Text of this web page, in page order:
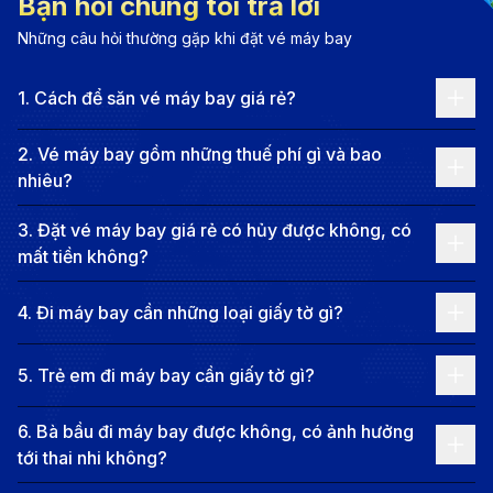
Yekaterinburg nổi bật với những công trình kiến trúc
đẹp mắt, từ các tòa nhà cổ kính đến những công trình
hiện đại, tất cả đều phản ánh sự phát triển của thành
phố qua các thời kỳ. Đây cũng là nơi ghi dấu những sự
kiện quan trọng trong lịch sử Nga, như nơi xảy ra vụ
ám sát gia đình hoàng gia Romanov. Đặc biệt, thành
phố còn có nhiều bảo tàng nghệ thuật và các địa
điểm lịch sử hấp dẫn để du khách khám phá. Với
không gian xanh mát, công viên rộng lớn và các hoạt
động ngoài trời phong phú, Yekaterinburg là nơi lý
tưởng để thư giãn và tận hưởng thiên nhiên. Ẩm thực
nơi đây mang đậm hương vị Nga truyền thống, chắc
chắn sẽ làm hài lòng những tín đồ ẩm thực. Hãy cũng
khám phá Yekaterinburg ngay hôm nay để có một
Những câu hỏi thường gặp khi đặt vé máy bay
1. Cách để săn vé máy bay giá rẻ?
2. Vé máy bay gồm những thuế phí gì và bao
nhiêu?
3. Đặt vé máy bay giá rẻ có hủy được không, có
mất tiền không?
4. Đi máy bay cần những loại giấy tờ gì?
5. Trẻ em đi máy bay cần giấy tờ gì?
6. Bà bầu đi máy bay được không, có ảnh hưởng
tới thai nhi không?